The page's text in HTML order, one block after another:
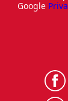
Google